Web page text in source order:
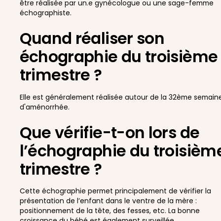
être réalisée par un.e gynécologue ou une sage-femme
échographiste.
Quand réaliser son
échographie du troisième
trimestre ?
Elle est généralement réalisée autour de la 32ème
d'aménorrhée.
Que vérifie-t-on lors de
l’échographie du
trimestre ?
Cette échographie permet principalement de vérifier la
présentation de l’enfant dans le ventre de la mère :
positionnement de la tête, des fesses, etc. La bonne